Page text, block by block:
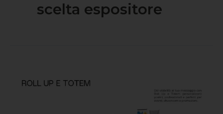
scelta espositore
Up,